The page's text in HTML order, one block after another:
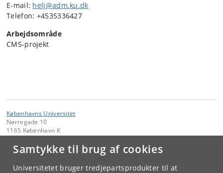
Samtykke til brug af cookies
Universitetet bruger tredjepartsprodukter til at
E-mail: helj@adm.ku.dk
Telefon: +4535336427
Arbejdsområde
CMS-projekt
Københavns Universitet
Nørregade 10
1165 København K
Kontakt:
Københavns Universitet
@ku.dk